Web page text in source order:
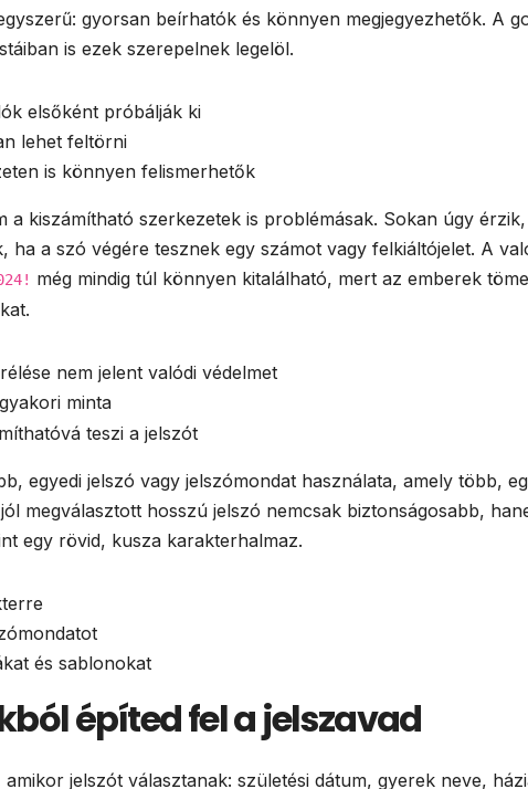
gyorsan beírhatók és könnyen megjegyezhetők. A
is ezek szerepelnek legelöl.
elsőként próbálják ki
lehet feltörni
is könnyen felismerhetők
a kiszámítható szerkezetek is problémásak. Sokan úgy
ha a szó végére tesznek egy számot vagy felkiáltójelet. A
még mindig túl könnyen kitalálható, mert az emberek
nem jelent valódi védelmet
minta
teszi a jelszót
egyedi jelszó vagy jelszómondat használata, amely több,
megválasztott hosszú jelszó nemcsak biztonságosabb,
egy rövid, kusza karakterhalmaz.
és sablonokat
építed fel a jelszavad
jelszót választanak: születési dátum, gyerek neve,